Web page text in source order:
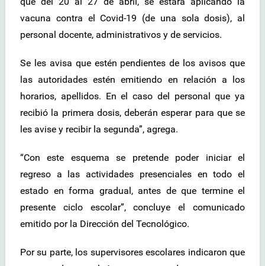
vacuna contra el Covid-19 (de una sola dosis), al
personal docente, administrativos y de servicios.
Se les avisa que estén pendientes de los avisos que
las autoridades estén emitiendo en relación a los
horarios, apellidos. En el caso del personal que ya
recibió la primera dosis, deberán esperar para que se
les avise y recibir la segunda”, agrega.
“Con este esquema se pretende poder iniciar el
regreso a las actividades presenciales en todo el
estado en forma gradual, antes de que termine el
presente ciclo escolar”, concluye el comunicado
emitido por la Dirección del Tecnológico.
Por su parte, los supervisores escolares indicaron que